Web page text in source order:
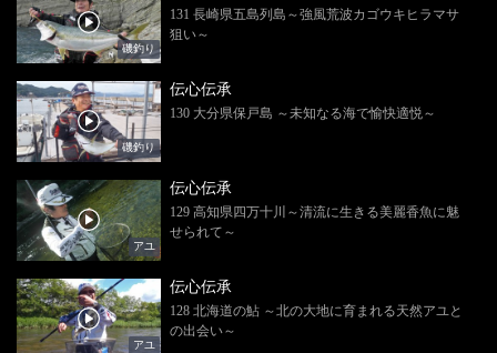
磯釣り
131 長崎県五島列島～強風荒波カゴウキヒラマサ
狙い～
磯釣り
伝心伝承
130 大分県保戸島 ～未知なる海で愉快適悦～
アユ
伝心伝承
129 高知県四万十川～清流に生きる美麗香魚に魅
せられて～
アユ
伝心伝承
128 北海道の鮎 ～北の大地に育まれる天然アユと
の出会い～